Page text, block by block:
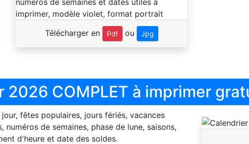
Télécharger en Pdf ou Jpg
2026 COMPLET à imprimer
jour, fêtes populaires, jours fériés, vacances
numéros de semaines, phase de lune, saisons,
d'heure et date des soldes.